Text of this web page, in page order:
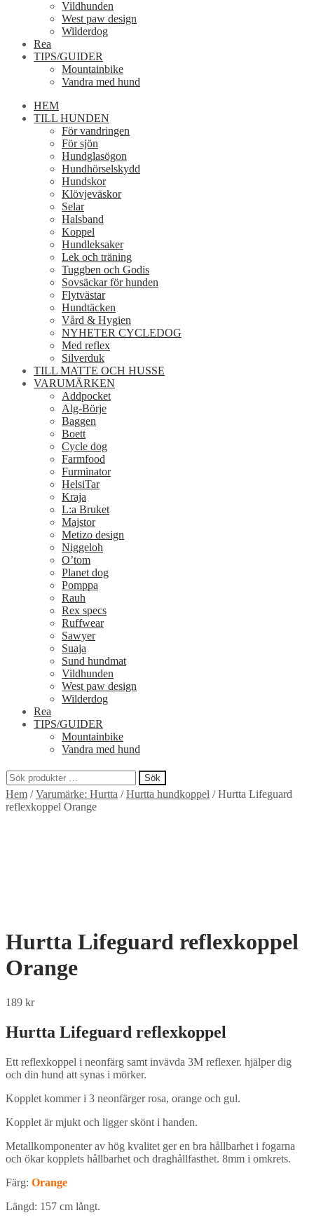
Vildhunden
West paw design
Wilderdog
Rea
TIPS/GUIDER
Mountainbike
Vandra med hund
HEM
TILL HUNDEN
För vandringen
För sjön
Hundglasögon
Hundhörselskydd
Hundskor
Klövjeväskor
Selar
Halsband
Koppel
Hundleksaker
Lek och träning
Tuggben och Godis
Sovsäckar för hunden
Flytvästar
Hundtäcken
Vård & Hygien
NYHETER CYCLEDOG
Med reflex
Silverduk
TILL MATTE OCH HUSSE
VARUMÄRKEN
Addpocket
Alg-Börje
Baggen
Boett
Cycle dog
Farmfood
Furminator
HelsiTar
Kraja
L:a Bruket
Majstor
Metizo design
Niggeloh
O’tom
Planet dog
Pomppa
Rauh
Rex specs
Ruffwear
Sawyer
Suaja
Sund hundmat
Vildhunden
West paw design
Wilderdog
Rea
TIPS/GUIDER
Mountainbike
Vandra med hund
Sök
efter:
Sök
Hem /Varumärke: Hurtta /Hurtta hundkoppel /Hurtta Lifeguard
reflexkoppel Orange
Hurtta Lifeguard reflexkoppel
Orange
189 kr
Hurtta Lifeguard reflexkoppel
Ett reflexkoppel i neonfärg samt invävda 3M reflexer. hjälper dig
och din hund att synas i mörker.
Kopplet kommer i 3 neonfärger rosa, orange och gul.
Kopplet är mjukt och ligger skönt i handen.
Metallkomponenter av hög kvalitet ger en bra hållbarhet i fogarna
och ökar kopplets hållbarhet och draghållfasthet. 8mm i omkrets.
Färg: Orange
Längd: 157 cm långt.